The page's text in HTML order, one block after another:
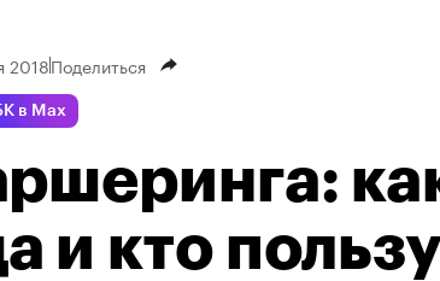
2018Поделиться
в Max
и кто